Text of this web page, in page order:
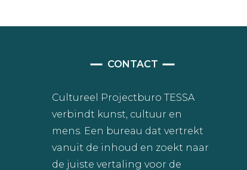
CONTACT
Cultureel Projectburo TESSA
verbindt kunst, cultuur en
mens. Een bureau dat vertrekt
vanuit de inhoud en zoekt naar
de juiste vertaling voor de